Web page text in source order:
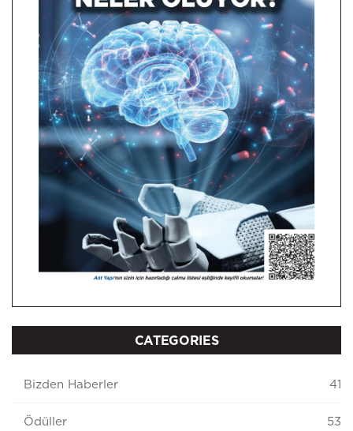
CATEGORIES
Bizden Haberler 41
Ödüller 53